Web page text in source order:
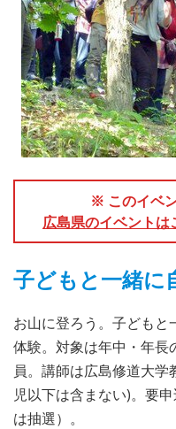
※ このイベ
広島県のイベントは
子どもと一緒に
お山に登ろう。子どもと
体験。対象は年中・年長
員。講師は広島修道大
児以下は含まない)。要
は抽選）。